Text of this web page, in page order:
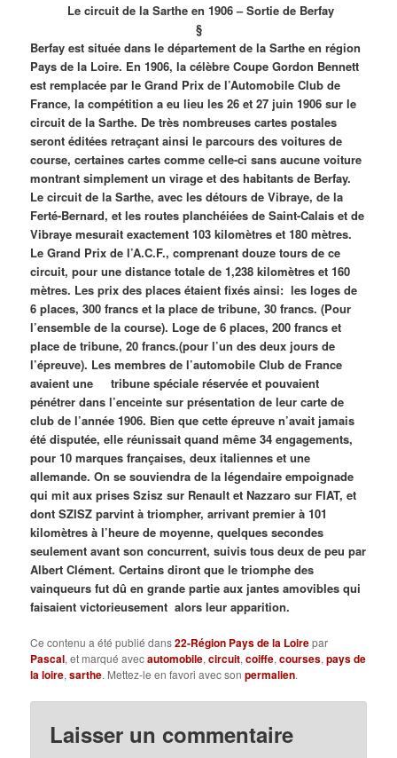
Le circuit de la Sarthe en 1906 – Sortie de Berfay
§
Berfay est située dans le département de la Sarthe en région
Pays de la Loire. En 1906, la célèbre Coupe Gordon Bennett
est remplacée par le Grand Prix de l’Automobile Club de
France, la compétition a eu lieu les 26 et 27 juin 1906 sur le
circuit de la Sarthe. De très nombreuses cartes postales
seront éditées retraçant ainsi le parcours des voitures de
course, certaines cartes comme celle-ci sans aucune voiture
montrant simplement un virage et des habitants de Berfay.
Le circuit de la Sarthe, avec les détours de Vibraye, de la
Ferté-Bernard, et les routes planchéiées de Saint-Calais et de
Vibraye mesurait exactement 103 kilomètres et 180 mètres.
Le Grand Prix de l’A.C.F., comprenant douze tours de ce
circuit, pour une distance totale de 1,238 kilomètres et 160
mètres. Les prix des places étaient fixés ainsi: les loges de
6 places, 300 francs et la place de tribune, 30 francs. (Pour
l’ensemble de la course). Loge de 6 places, 200 francs et
place de tribune, 20 francs.(pour l’un des deux jours de
l’épreuve). Les membres de l’automobile Club de France
avaient une
tribune spéciale réservée et pouvaient
pénétrer dans l’enceinte sur présentation de leur carte de
club de l’année 1906. Bien que cette épreuve n’avait jamais
été disputée, elle réunissait quand même 34 engagements,
pour 10 marques françaises, deux italiennes et une
allemande. On se souviendra de la légendaire empoignade
qui mit aux prises Szisz sur Renault et Nazzaro sur FIAT, et
dont SZISZ parvint à triompher, arrivant premier à 101
kilomètres à l’heure de moyenne, quelques secondes
seulement avant son concurrent, suivis tous deux de peu par
Albert Clément. Certains diront que le triomphe des
vainqueurs fut dû en grande partie aux jantes amovibles qui
faisaient victorieusement alors leur apparition.
Ce contenu a été publié dans22-Région Pays de la Loirepar
Pascal, et marqué avecautomobile,circuit,coiffe,courses,pays de
la loire,sarthe. Mettez-le en favori avec sonpermalien.
Laisser un commentaire